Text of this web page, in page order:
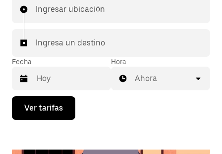
Ingresar ubicación
Ingresa un destino
Fecha
Presiona
flecha
Hora
Ahora
Ver tarifas